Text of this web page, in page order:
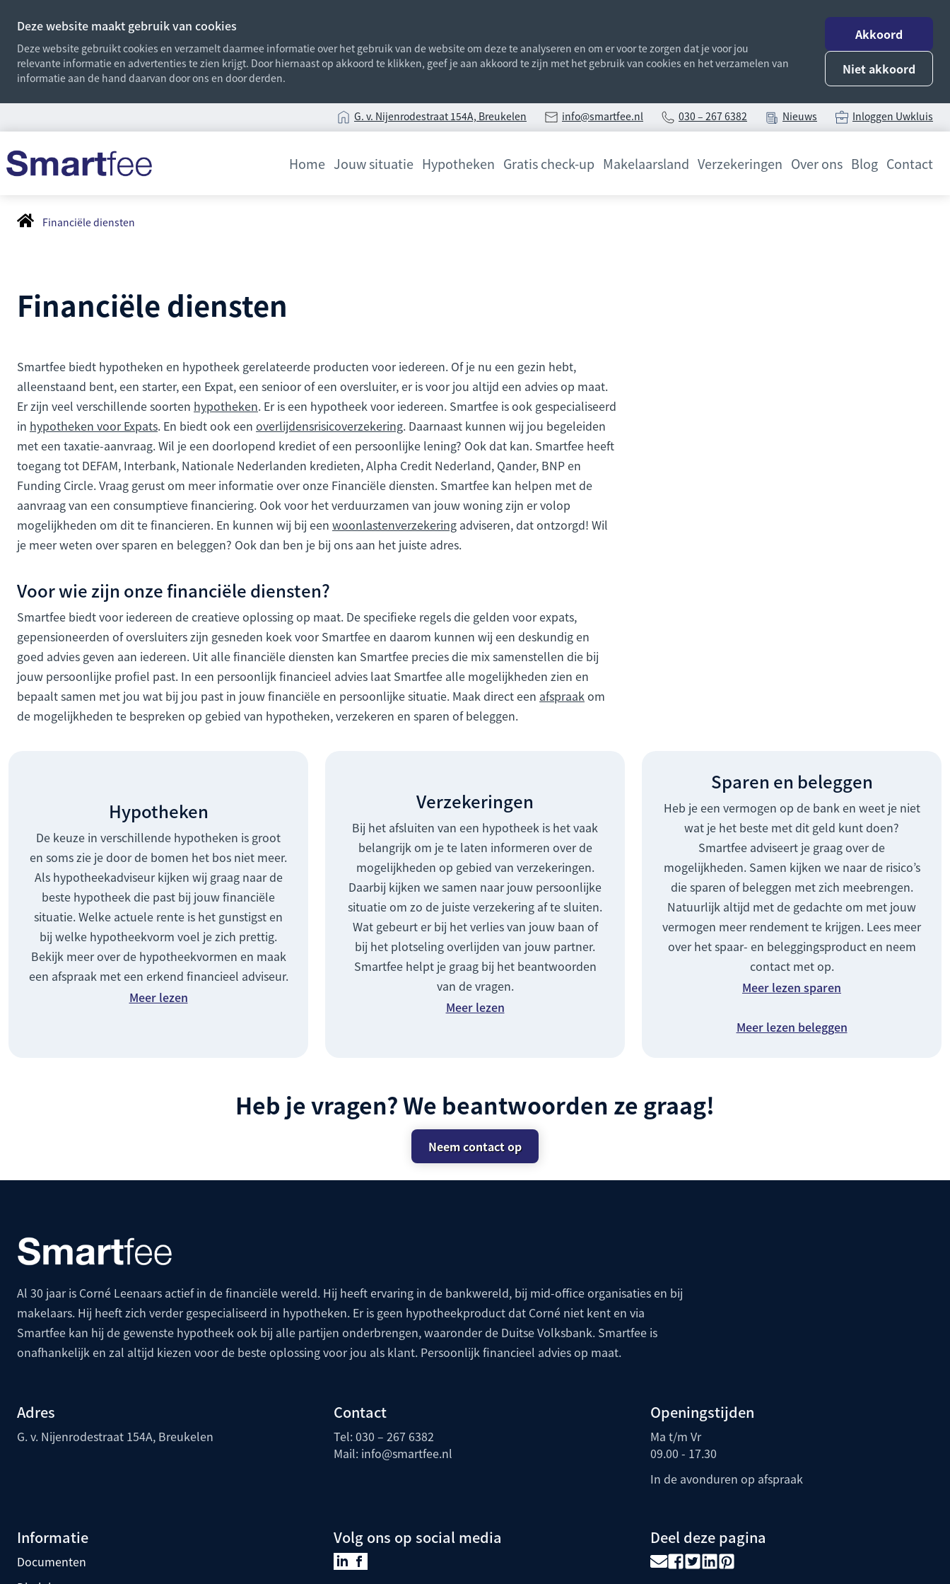
Deze website maakt gebruik van cookies
Deze website gebruikt cookies en verzamelt daarmee informatie over het gebruik van de website om deze te analyseren en om er voor te zorgen dat je voor jou
relevante informatie en advertenties te zien krijgt. Door hiernaast op akkoord te klikken, geef je aan akkoord te zijn met het gebruik van cookies en het verzamelen van
informatie aan de hand daarvan door ons en door derden.
Akkoord
Niet akkoord
G. v. Nijenrodestraat 154A, Breukelen info@smartfee.nl 030 – 267 6382 Nieuws Inloggen Uwkluis
Home Jouw situatie Hypotheken Gratis check-up Makelaarsland Verzekeringen Over ons Blog Contact
Financiële diensten
Financiële diensten
Smartfee biedt hypotheken en hypotheek gerelateerde producten voor iedereen. Of je nu een gezin hebt,
alleenstaand bent, een starter, een Expat, een senioor of een oversluiter, er is voor jou altijd een advies op maat.
Er zijn veel verschillende soorten hypotheken. Er is een hypotheek voor iedereen. Smartfee is ook gespecialiseerd
in hypotheken voor Expats. En biedt ook een overlijdensrisicoverzekering. Daarnaast kunnen wij jou begeleiden
met een taxatie-aanvraag. Wil je een doorlopend krediet of een persoonlijke lening? Ook dat kan. Smartfee heeft
toegang tot DEFAM, Interbank, Nationale Nederlanden kredieten, Alpha Credit Nederland, Qander, BNP en
Funding Circle. Vraag gerust om meer informatie over onze Financiële diensten. Smartfee kan helpen met de
aanvraag van een consumptieve financiering. Ook voor het verduurzamen van jouw woning zijn er volop
mogelijkheden om dit te financieren. En kunnen wij bij een woonlastenverzekering adviseren, dat ontzorgd! Wil
je meer weten over sparen en beleggen? Ook dan ben je bij ons aan het juiste adres.
Voor wie zijn onze financiële diensten?
Smartfee biedt voor iedereen de creatieve oplossing op maat. De specifieke regels die gelden voor expats,
gepensioneerden of oversluiters zijn gesneden koek voor Smartfee en daarom kunnen wij een deskundig en
goed advies geven aan iedereen. Uit alle financiële diensten kan Smartfee precies die mix samenstellen die bij
jouw persoonlijke profiel past. In een persoonlijk financieel advies laat Smartfee alle mogelijkheden zien en
bepaalt samen met jou wat bij jou past in jouw financiële en persoonlijke situatie. Maak direct een afspraakom
de mogelijkheden te bespreken op gebied van hypotheken, verzekeren en sparen of beleggen.
Hypotheken
De keuze in verschillende hypotheken is groot
en soms zie je door de bomen het bos niet meer.
Als hypotheekadviseur kijken wij graag naar de
beste hypotheek die past bij jouw financiële
situatie. Welke actuele rente is het gunstigst en
bij welke hypotheekvorm voel je zich prettig.
Bekijk meer over de hypotheekvormen en maak
een afspraak met een erkend financieel adviseur.
Meer lezen
Verzekeringen
Bij het afsluiten van een hypotheek is het vaak
belangrijk om je te laten informeren over de
mogelijkheden op gebied van verzekeringen.
Daarbij kijken we samen naar jouw persoonlijke
situatie om zo de juiste verzekering af te sluiten.
Wat gebeurt er bij het verlies van jouw baan of
bij het plotseling overlijden van jouw partner.
Smartfee helpt je graag bij het beantwoorden
van de vragen.
Meer lezen
Sparen en beleggen
Heb je een vermogen op de bank en weet je niet
wat je het beste met dit geld kunt doen?
Smartfee adviseert je graag over de
mogelijkheden. Samen kijken we naar de risico’s
die sparen of beleggen met zich meebrengen.
Natuurlijk altijd met de gedachte om met jouw
vermogen meer rendement te krijgen. Lees meer
over het spaar- en beleggingsproduct en neem
contact met op.
Meer lezen sparen
Meer lezen beleggen
Heb je vragen? We beantwoorden ze graag!
Neem contact op
Al 30 jaar is Corné Leenaars actief in de financiële wereld. Hij heeft ervaring in de bankwereld, bij mid-office organisaties en bij
makelaars. Hij heeft zich verder gespecialiseerd in hypotheken. Er is geen hypotheekproduct dat Corné niet kent en via
Smartfee kan hij de gewenste hypotheek ook bij alle partijen onderbrengen, waaronder de Duitse Volksbank. Smartfee is
onafhankelijk en zal altijd kiezen voor de beste oplossing voor jou als klant. Persoonlijk financieel advies op maat.
Adres
G. v. Nijenrodestraat 154A, Breukelen
Contact
Tel: 030 – 267 6382
Mail: info@smartfee.nl
Openingstijden
Ma t/m Vr
09.00 - 17.30
In de avonduren op afspraak
Informatie
Documenten
Volg ons op social media Deel deze pagina